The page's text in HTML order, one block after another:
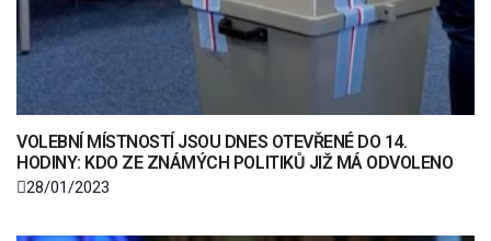
VOLEBNÍ MÍSTNOSTÍ JSOU DNES OTEVŘENÉ DO 14.
HODINY: KDO ZE ZNÁMÝCH POLITIKŮ JIŽ MÁ ODVOLENO
28/01/2023